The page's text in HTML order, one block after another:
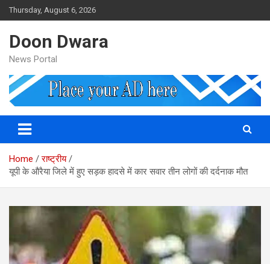
Skip
to
Thursday, August 6, 2026
Doon Dwara
News Portal
Home
राष्ट्रीय
यूपी के औरैया जिले में हुए सड़क हादसे में कार सवार तीन लोगों की दर्दनाक मौत